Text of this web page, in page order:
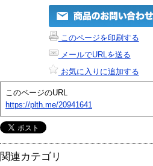
このページを印刷する
メールでURLを送る
お気に入りに追加する
このページのURL
https://plth.me/20941641
関連カテゴリ